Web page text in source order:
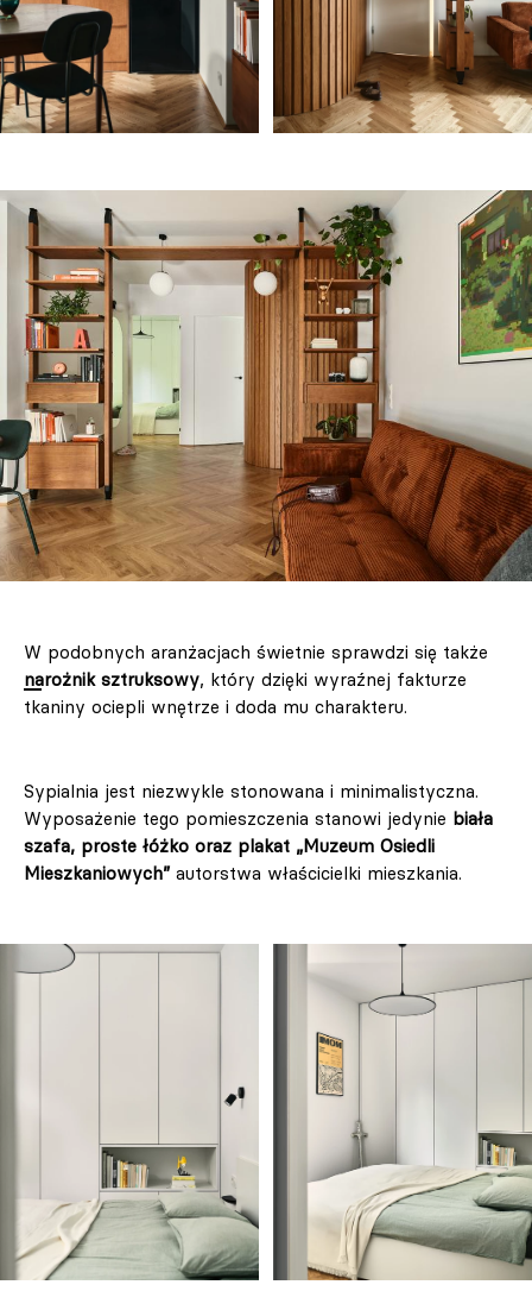
W podobnych aranżacjach świetnie sprawdzi się także
narożnik sztruksowy, który dzięki wyraźnej fakturze
tkaniny ociepli wnętrze i doda mu charakteru.
Sypialnia jest niezwykle stonowana i minimalistyczna.
Wyposażenie tego pomieszczenia stanowi jedynie biała
szafa, proste łóżko oraz plakat „Muzeum Osiedli
Mieszkaniowych” autorstwa właścicielki mieszkania.